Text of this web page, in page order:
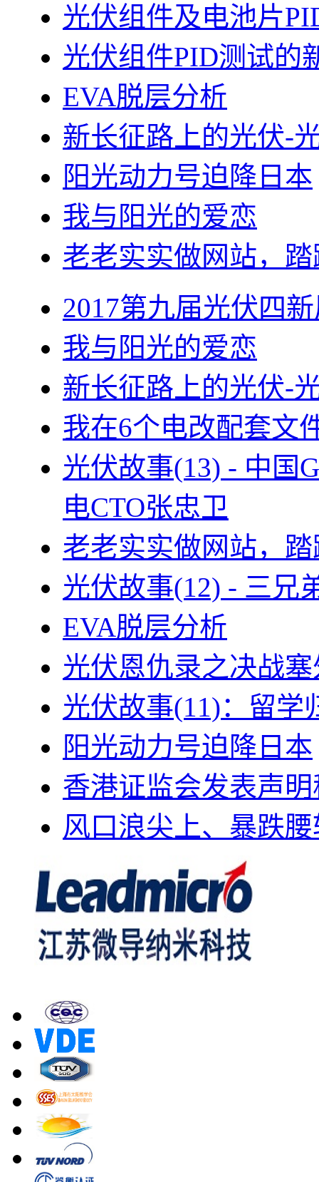
光伏组件及电池片
光伏组件PID测试的
EVA脱层分析
新长征路上的光伏-
阳光动力号迫降日本
我与阳光的爱恋
老老实实做网站，
2017第九届光伏四
我与阳光的爱恋
新长征路上的光伏-
我在6个电改配套文
光伏故事(13) - 中国
电CTO张忠卫
老老实实做网站，
光伏故事(12) - 三兄
EVA脱层分析
光伏恩仇录之决战
光伏故事(11)：留学
阳光动力号迫降日本
香港证监会发表声
风口浪尖上、暴跌